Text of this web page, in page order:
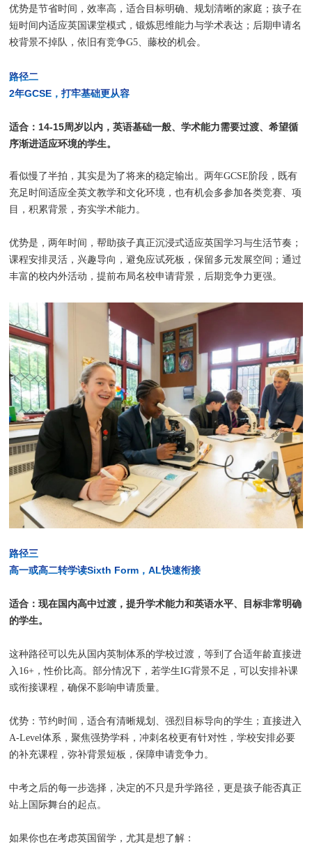
优势是节省时间，效率高，适合目标明确、规划清晰的家庭；孩子在
短时间内适应英国课堂模式，锻炼思维能力与学术表达；后期申请名
校背景不掉队，依旧有竞争G5、藤校的机会。
路径二
2年GCSE，打牢基础更从容
适合： 14-15周岁以内 ，英语基础一般、学术能力需要过渡、希望循
序渐进适应环境的学生。
看似慢了半拍，其实是为了将来的稳定输出。两年GCSE阶段，既有
充足时间适应全英文教学和文化环境，也有机会多参加各类竞赛、项
目，积累背景，夯实学术能力。
优势是，两年时间，帮助孩子真正沉浸式适应英国学习与生活节奏；
课程安排灵活，兴趣导向，避免应试死板，保留多元发展空间；通过
丰富的校内外活动，提前布局名校申请背景，后期竞争力更强。
路径三
高一或高二转学读Sixth Form，AL快速衔接
适合：现在国内高中过渡，提升学术能力和英语水平、目标非常明确
的学生。
这种路径可以先从国内英制体系的学校过渡，等到了合适年龄直接进
入16+，性价比高。部分情况下，若学生IG背景不足，可以安排补课
或衔接课程，确保不影响申请质量。
优势：节约时间，适合有清晰规划、强烈目标导向的学生；直接进入
A-Level体系，聚焦强势学科，冲刺名校更有针对性，学校安排必要
的补充课程，弥补背景短板，保障申请竞争力。
中考之后的每一步选择，决定的不只是升学路径，更是孩子能否真正
站上国际舞台的起点。
如果你也在考虑英国留学，尤其是想了解：